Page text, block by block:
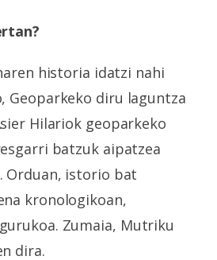
historia idatzi nahi
Geoparkeko diru laguntza
Hilariok geoparkeko
batzuk aipatzea
Orduan, istorio bat
kronologikoan,
Zumaia, Mutriku
dira.